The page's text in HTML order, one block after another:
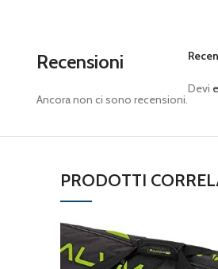
Recensioni
Ancora non ci sono recensioni.
Devi
PRODOTTI